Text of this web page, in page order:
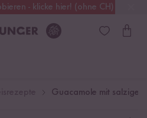
- klicke hier! (ohne CH)
Kostenloser Versand
Guacamole mit salzigen